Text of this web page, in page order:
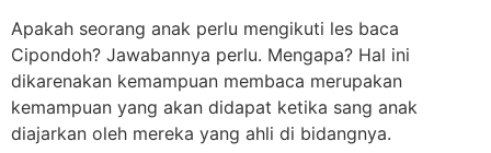
Apakah seorang anak perlu mengikuti les baca
Cipondoh? Jawabannya perlu. Mengapa? Hal ini
dikarenakan kemampuan membaca merupakan
kemampuan yang akan didapat ketika sang anak
diajarkan oleh mereka yang ahli di bidangnya.